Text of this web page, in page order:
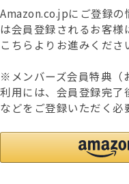
Amazon.co.jpにご登録
は会員登録されるお客様
こちらよりお進みくださ
※メンバーズ会員特典（
利用には、会員登録完了
などをご登録いただく必